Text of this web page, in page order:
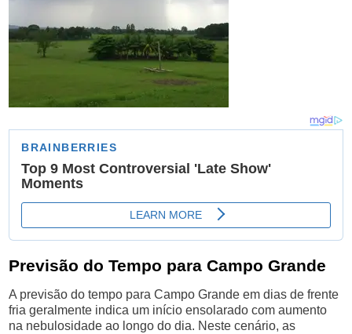
Previsão do Tempo para Campo Grande
A previsão do tempo para Campo Grande em dias de frente
fria geralmente indica um início ensolarado com aumento
na nebulosidade ao longo do dia. Neste cenário, as